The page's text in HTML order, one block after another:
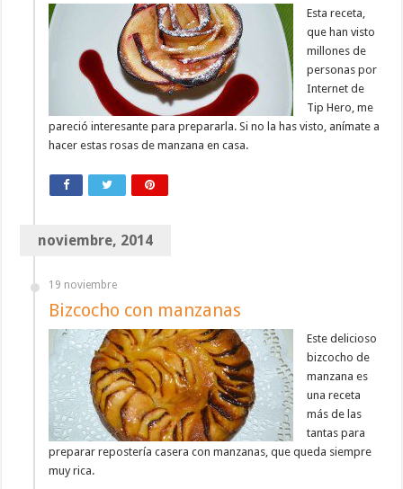
Esta receta,
que han visto
millones de
personas por
Internet de
Tip Hero, me
pareció interesante para prepararla. Si no la has visto, anímate a
hacer estas rosas de manzana en casa.
noviembre, 2014
19 noviembre
Bizcocho con manzanas
Este delicioso
bizcocho de
manzana es
una receta
más de las
tantas para
preparar repostería casera con manzanas, que queda siempre
muy rica.